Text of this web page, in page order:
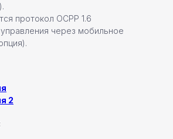
протокол OCPP 1.6
через мобильное
2
персональных данных
заявку